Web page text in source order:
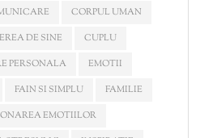
CORPUL UMAN
DE SINE
CUPLU
PERSONALA
EMOTII
FAIN SI SIMPLU
FAMILIE
EMOTIILOR